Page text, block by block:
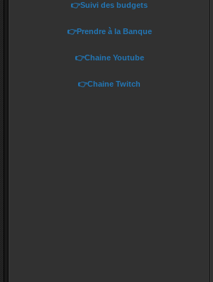
👉Suivi des budgets
👉Prendre à la Banque
👉Chaine Youtube
👉Chaine Twitch